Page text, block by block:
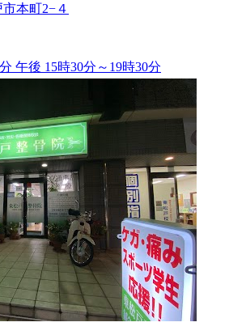
本町2−４
午後 15時30分～19時30分